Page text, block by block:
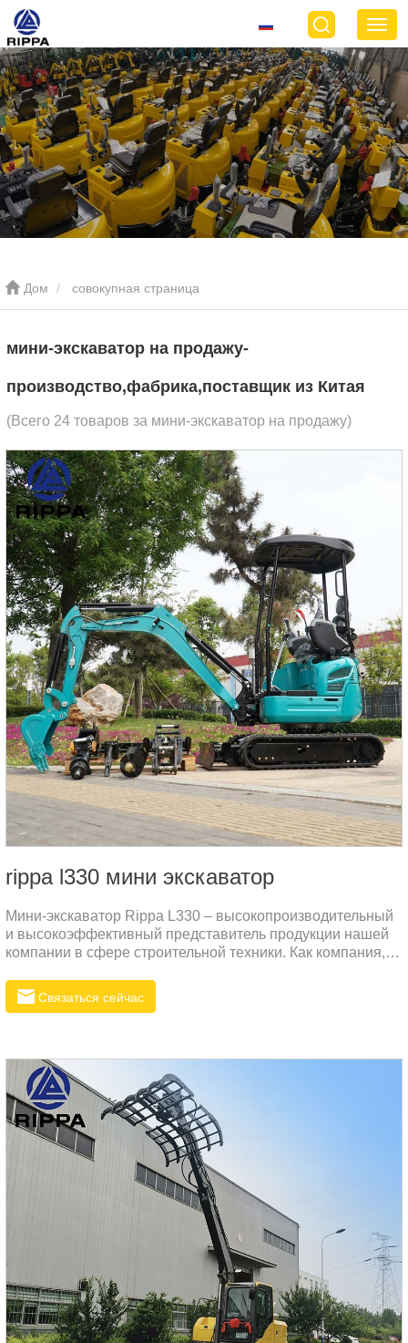
Дом совокупная страница
мини-экскаватор на продажу-
производство,фабрика,поставщик из Китая
(Всего 24 товаров за мини-экскаватор на продажу)
rippa l330 мини экскаватор
Мини-экскаватор Rippa L330 – высокопроизводительный
и высокоэффективный представитель продукции нашей
компании в сфере строительной техники. Как компания,
Rippa стремится предоставлять клиентам по всему миру
надежное и долговечное оборудование, которое поможет
учитывает актуальные потребности клиентов.
Связаться сейчас